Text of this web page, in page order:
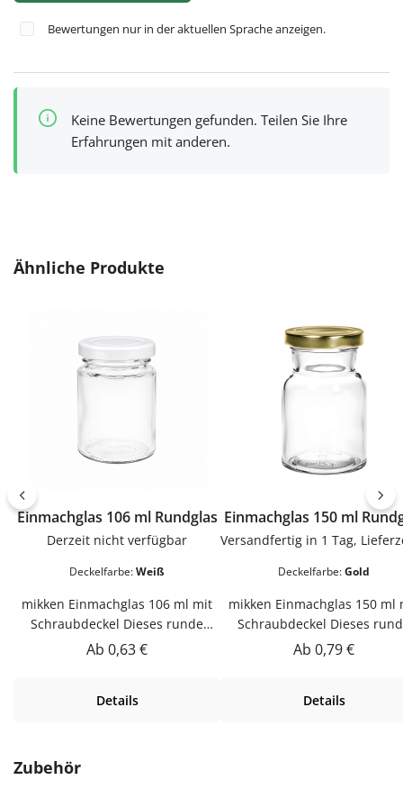
Bewertungen nur in der aktuellen Sprache anzeigen.
Keine Bewertungen gefunden. Teilen Sie Ihre
Erfahrungen mit anderen.
Produktgalerie überspringen
Ähnliche Produkte
Einmachglas 106 ml Rundglas
Derzeit nicht verfügbar
Deckelfarbe:Weiß
mikken Einmachglas 106 ml mit
Schraubdeckel Dieses runde
Einmachglas ist vielseitig
Marmelade, Gelee, Pasten und
luftdichtes Verschließen. Auch
Regulärer Preis:
Ab 0,63 €
Details
Einmachglas 150 ml
Deckelfarbe:Gold
mikken Einmachglas 150 ml
Schraubdeckel Dieses
Einmachglas ist vielseitig
Marmelade, Gelee, Pasten
Regulärer Preis:
Ab 0,79 €
Details
Produktgalerie überspringen
Zubehör